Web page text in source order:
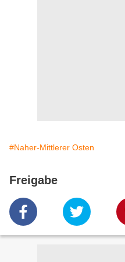
#Naher-Mittlerer Osten
Freigabe